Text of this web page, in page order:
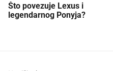
Što povezuje Lexus i
legendarnog Ponyja?